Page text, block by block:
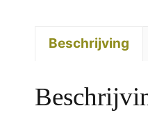
Beschrijving